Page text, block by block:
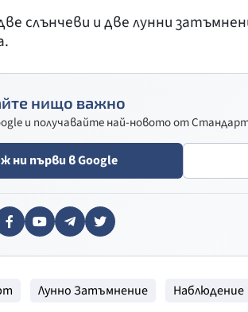
слънчеви и две лунни
нищо важно
и получавайте най-новото от
ни първи в Google
Лунно Затъмнение Наблюдение